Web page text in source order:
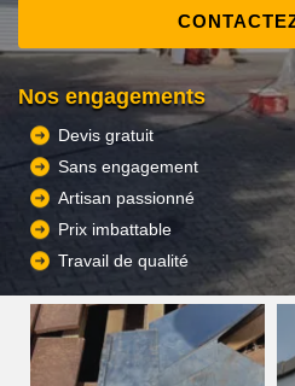
Nos engagements
Devis gratuit
Sans engagement
Artisan passionné
Prix imbattable
Travail de qualité